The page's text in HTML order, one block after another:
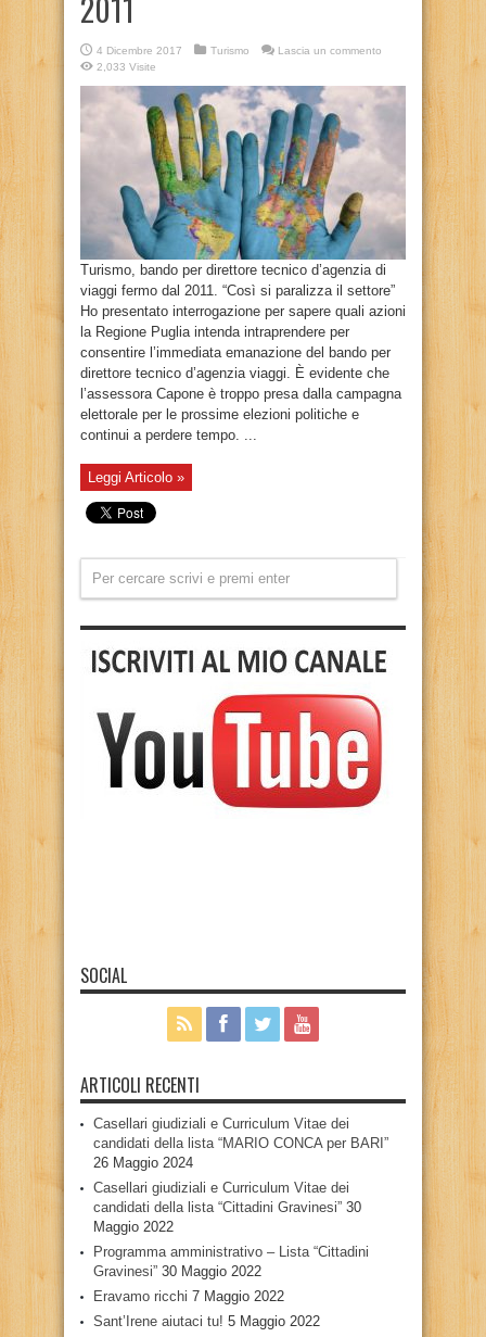
2011
4 Dicembre 2017 Turismo
Lascia un commento
2,033 Visite
Turismo, bando per direttore tecnico d’agenzia di
viaggi fermo dal 2011. “Così si paralizza il settore”
Ho presentato interrogazione per sapere quali azioni
la Regione Puglia intenda intraprendere per
consentire l’immediata emanazione del bando per
direttore tecnico d’agenzia viaggi. È evidente che
l’assessora Capone è troppo presa dalla campagna
elettorale per le prossime elezioni politiche e
continui a perdere tempo. ...
Leggi Articolo »
SOCIAL
ARTICOLI RECENTI
Casellari giudiziali e Curriculum Vitae dei
candidati della lista “MARIO CONCA per BARI”
26 Maggio 2024
Casellari giudiziali e Curriculum Vitae dei
candidati della lista “Cittadini Gravinesi” 30
Maggio 2022
Programma amministrativo – Lista “Cittadini
Gravinesi” 30 Maggio 2022
Eravamo ricchi 7 Maggio 2022
Sant’Irene aiutaci tu! 5 Maggio 2022